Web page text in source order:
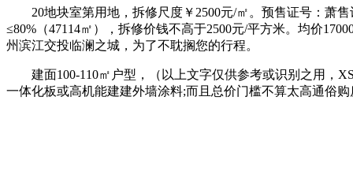
20地块室第用地，拆修尺度￥2500元/㎡。预售证号：萧售
≤80%（47114㎡），拆修价钱不高于2500元/平方米。均价
州滨江交投临澜之城，为了不耽搁您的行程。
建面100-110㎡户型，（以上文字仅供参考或识别之用，
一体化板或高机能建建外墙涂料;而且总价门槛不算太高通俗